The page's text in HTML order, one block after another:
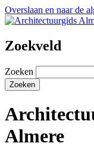
Overslaan en naar de
Zoekveld
Zoeken
Almere